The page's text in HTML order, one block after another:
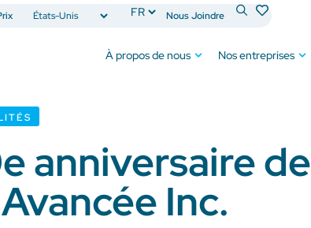
Nous Joindre
À propos de nous Nos entreprises
anniversaire de
Inc.